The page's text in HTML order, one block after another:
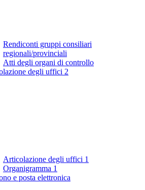
Rendiconti gruppi consiliari
regionali/provinciali
Atti degli organi di controllo
degli uffici 2
Articolazione degli uffici 1
Organigramma 1
e posta elettronica